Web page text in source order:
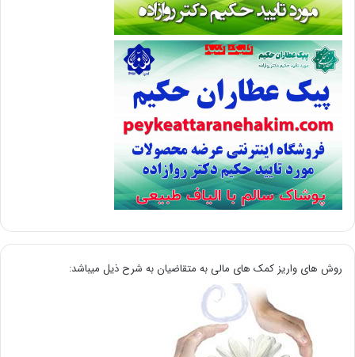
روش های واریز کمک های مالی به متقاضیان به شرح ذیل میباشد: